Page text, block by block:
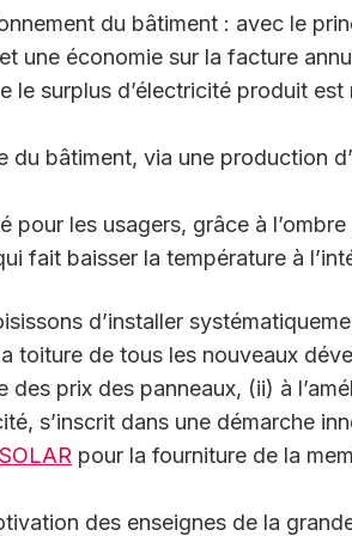
du bâtiment : avec le
une économie sur la facture
le surplus d’électricité produit
du bâtiment, via une production
pour les usagers, grâce à
fait baisser la température à
d’installer
toiture de tous les nouveaux
prix des panneaux, (ii) à
s’inscrit dans une démarche
pour la fourniture de la
des enseignes de la